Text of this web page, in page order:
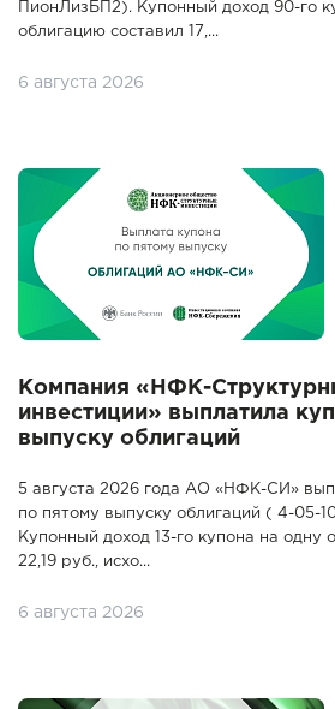
ПионЛизБП2). Купонный доход 90-го
облигацию составил 17,...
6 августа 2026
Компания «НФК-
инвестиции» выплатила
выпуску облигаций
5 августа 2026 года АО «НФК-СИ»
по пятому выпуску облигаций ( 4-05-
Купонный доход 13-го купона на одну
22,19 руб., исхо...
6 августа 2026